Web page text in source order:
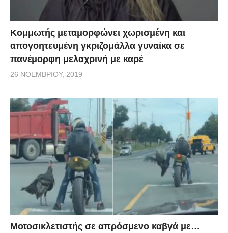
Κομμωτής μεταμορφώνει χωρισμένη και
απογοητευμένη γκριζομάλλα γυναίκα σε
πανέμορφη μελαχρινή με καρέ
26 ΝΟΕΜΒΡΊΟΥ, 2019
Μοτοσικλετιστής σε απρόσμενο καβγά με…